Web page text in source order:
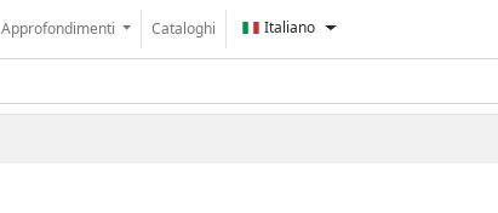
Approfondimenti Cataloghi Italiano